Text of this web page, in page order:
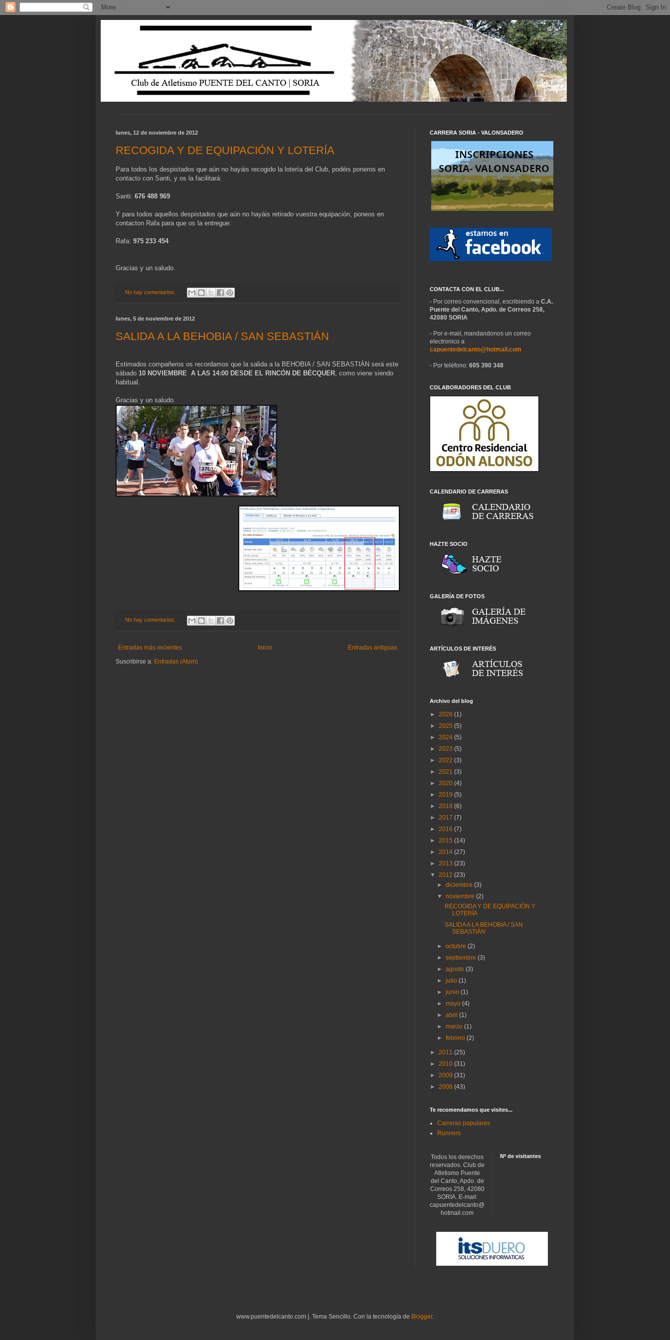
lunes, 12 de noviembre de 2012
RECOGIDA Y DE EQUIPACIÓN Y LOTERÍA
Para todos los despistados que aún no hayáis recogido la lotería del Club, podéis poneros en
contacto con Santi, y os la facilitará:
Santi: 676 488 969
Y para todos aquellos despistados que aún no hayáis retirado vuestra equipación, poneos en
contacton Rafa para que os la entregue:
Rafa: 975 233 454
Gracias y un saludo.
No hay comentarios:
lunes, 5 de noviembre de 2012
SALIDA A LA BEHOBIA / SAN SEBASTIÁN
Estimados compañeros os recordamos que la salida a la BEHOBIA / SAN SEBASTIÁN será este
sábado 10 NOVIEMBRE A LAS 14:00 DESDE EL RINCÓN DE BÉCQUER , como viene siendo
habitual.
Gracias y un saludo.
No hay comentarios:
Entradas más recientes Entradas antiguas
Inicio
Suscribirse a: Entradas (Atom)
CARRERA SORIA - VALONSADERO
CONTACTA CON EL CLUB...
- Por correo convencional, escribiendo a C.A.
Puente del Canto, Apdo. de Correos 258,
42080 SORIA
- Por e-mail, mandandonos un correo
electronico a
capuentedelcanto@hotmail.com
- Por teléfono: 605 390 348
COLABORADORES DEL CLUB
CALENDARIO DE CARRERAS
HAZTE SOCIO
GALERÍA DE FOTOS
ARTÍCULOS DE INTERÉS
Archivo del blog
► 2026 (1)
► 2025 (5)
► 2024 (5)
► 2023 (5)
► 2022 (3)
► 2021 (3)
► 2020 (4)
► 2019 (5)
► 2018 (6)
► 2017 (7)
► 2016 (7)
► 2015 (14)
► 2014 (27)
► 2013 (23)
▼ 2012 (23)
►diciembre(3)
▼noviembre(2)
RECOGIDA Y DE EQUIPACIÓN Y
LOTERÍA
SALIDA A LA BEHOBIA / SAN
SEBASTIÁN
►octubre(2)
►septiembre(3)
►agosto(3)
►julio(1)
►junio(1)
►mayo(4)
►abril(1)
►marzo(1)
►febrero(2)
► 2011 (25)
► 2010 (31)
► 2009 (31)
► 2008 (43)
Te recomendamos que visites...
Carreras populares
Runners
Todos los derechos
reservados. Club de
Atletismo Puente
del Canto, Apdo. de
Correos 258, 42080
SORIA. E-mail:
capuentedelcanto@
hotmail.com
Nº de visitantes
www.puentedelcanto.com |. Tema Sencillo. Con la tecnología de Blogger.